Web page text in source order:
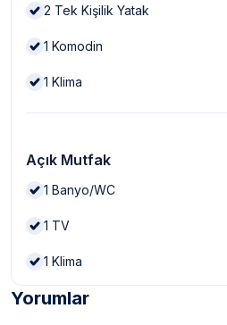
2 Tek Kişilik Yatak
1 Komodin
1 Klima
Açık Mutfak
1 Banyo/WC
1 TV
1 Klima
Yorumlar